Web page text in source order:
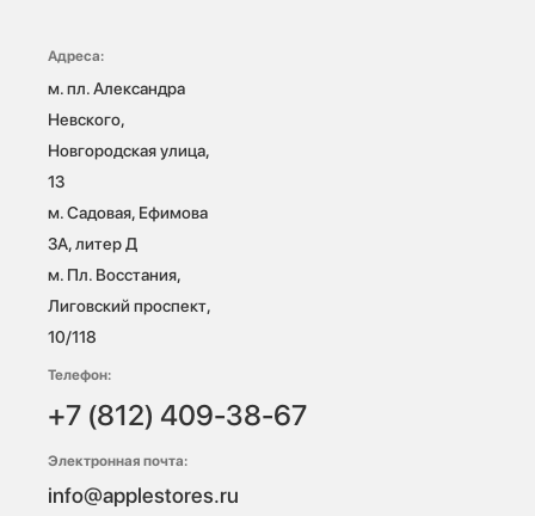
Адреса:
м. пл. Александра
Невского,
Новгородская улица,
13
м. Садовая, Ефимова
3А, литер Д
м. Пл. Восстания,
Лиговский проспект,
10/118
Телефон:
+7 (812) 409-38-67
Электронная почта:
info@applestores.ru